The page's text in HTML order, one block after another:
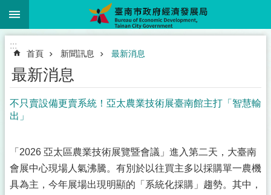
跳到主要內容區塊
:::
首頁 新聞訊息 最新消息
最新消息
不只賣設備更賣系統！亞太農業技術展臺南館主打「智慧輸
出」
「2026 亞太區農業技術展覽暨會議」進入第二天，大臺南
會展中心現場人氣沸騰。有別於以往買主多以採購單一農機
具為主，今年展場出現明顯的「系統化採購」趨勢。其中，